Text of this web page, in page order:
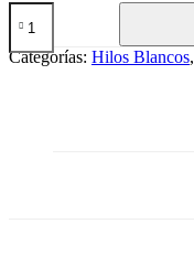
Hilo
blanco
N1
cantidad
Categorías: Hilos Blancos,